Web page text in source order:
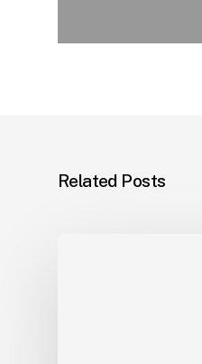
Related Posts